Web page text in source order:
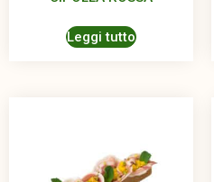
Leggi tutto